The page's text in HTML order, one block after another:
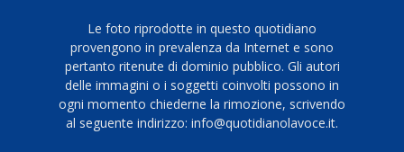
Le foto riprodotte in questo quotidiano
provengono in prevalenza da Internet e sono
pertanto ritenute di dominio pubblico. Gli autori
delle immagini o i soggetti coinvolti possono in
ogni momento chiederne la rimozione, scrivendo
al seguente indirizzo: info@quotidianolavoce.it.